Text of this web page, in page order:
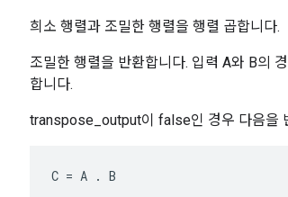
희소 행렬과 조밀한 행렬을 행렬 곱합니다.
조밀한 행렬을 반환합니다. 입력 A와 B의
합니다.
transpose_output이 false인 경우 다음을
C = A . B